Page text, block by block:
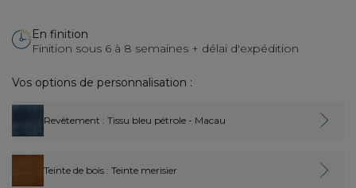
En finition
Finition sous 6 à 8 semaines + délai d'expédition
Vos options de personnalisation :
Revêtement : Tissu bleu pétrole - Macau
Teinte de bois : Teinte merisier